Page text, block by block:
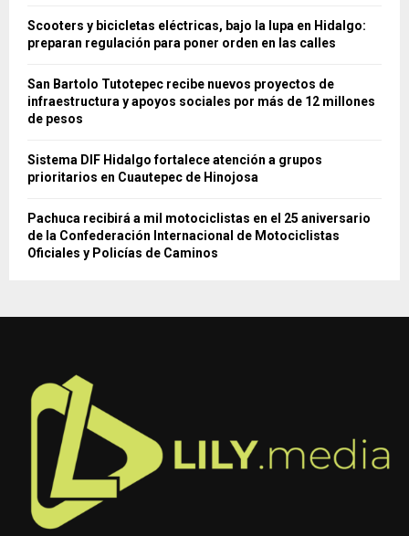
Scooters y bicicletas eléctricas, bajo la lupa en Hidalgo:
preparan regulación para poner orden en las calles
San Bartolo Tutotepec recibe nuevos proyectos de
infraestructura y apoyos sociales por más de 12 millones
de pesos
Sistema DIF Hidalgo fortalece atención a grupos
prioritarios en Cuautepec de Hinojosa
Pachuca recibirá a mil motociclistas en el 25 aniversario
de la Confederación Internacional de Motociclistas
Oficiales y Policías de Caminos